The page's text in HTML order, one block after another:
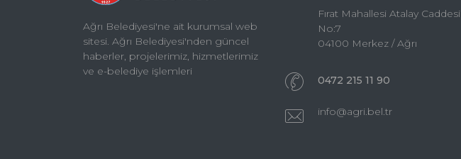
Ağrı Belediyesi'ne ait kurumsal web
sitesi. Ağrı Belediyesi'nden güncel
haberler, projelerimiz, hizmetlerimiz
ve e-belediye işlemleri
Fırat Mahallesi Atalay Caddesi
No:7
04100 Merkez / Ağrı
0472 215 11 90
info@agri.bel.tr